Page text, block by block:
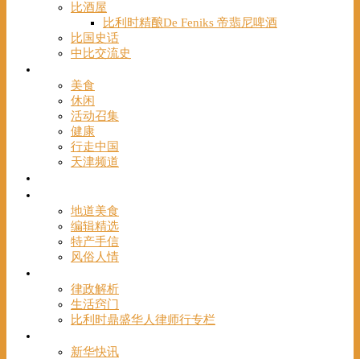
比酒屋
比利时精酿De Feniks 帝翡尼啤酒
比国史话
中比交流史
美食
休闲
活动召集
健康
行走中国
天津频道
地道美食
编辑精选
特产手信
风俗人情
律政解析
生活窍门
比利时鼎盛华人律师行专栏
新华快讯